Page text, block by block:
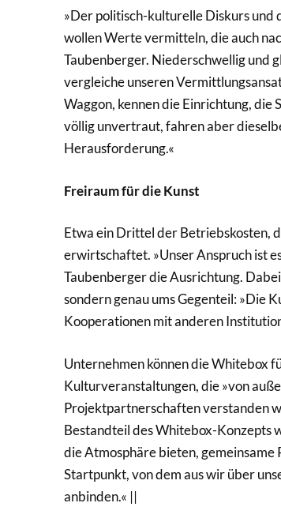
»Der politisch-kulturelle Diskurs und
wollen Werte vermitteln, die auch
Taubenberger. Niederschwellig und
vergleiche unseren
Waggon, kennen die Einrichtung, die
völlig unvertraut, fahren aber
Herausforderung.«
Freiraum für die Kunst
Etwa ein Drittel der Betriebskosten,
erwirtschaftet. »Unser Anspruch ist
Taubenberger die Ausrichtung.
sondern genau ums Gegenteil: »Die
Kooperationen mit anderen
Unternehmen können die Whitebox
Kulturveranstaltungen, die »von
Projektpartnerschaften verstanden
Bestandteil des Whitebox-Konzepts
die Atmosphäre bieten,
Startpunkt, von dem aus wir über
anbinden.« ||